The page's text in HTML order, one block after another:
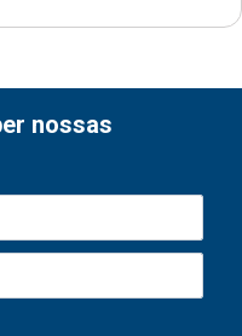
nossas